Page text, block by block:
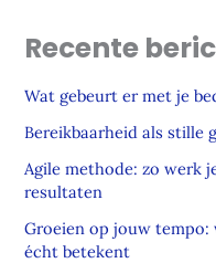
Recente
Wat gebeurt er met je
Bereikbaarheid als stille
Agile methode: zo werk
resultaten
Groeien op jouw
écht betekent